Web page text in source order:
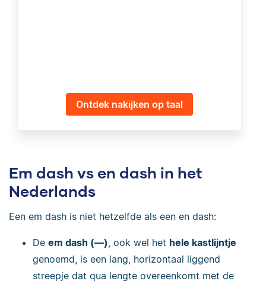
Ontdek nakijken op taal
Em dash vs en dash in het
Nederlands
Een em dash is niet hetzelfde als een en dash:
De em dash (—) , ook wel het hele kastlijntje
genoemd, is een lang, horizontaal liggend
streepje dat qua lengte overeenkomt met de